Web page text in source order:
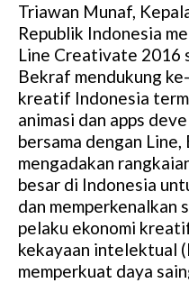
Triawan Munaf,
Republik Indonesia
Line Creativate 2016
Bekraf mendukung
kreatif Indonesia
animasi dan apps
bersama dengan
mengadakan
besar di Indonesia
dan memperkenalkan
pelaku ekonomi
kekayaan intelektual
memperkuat daya